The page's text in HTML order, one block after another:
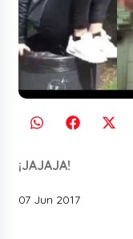
¡JAJAJA!
07 Jun 2017